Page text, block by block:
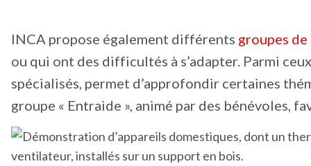
INCA propose également différents groupes
ou qui ont des difficultés à s’adapter. Parmi
spécialisés, permet d’approfondir certaines
groupe « Entraide », animé par des bénévoles,